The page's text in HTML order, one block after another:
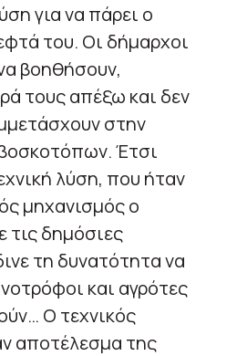
για να πάρει ο
του. Οι δήμαρχοι
βοηθήσουν,
τους απέξω και δεν
στην
Έτσι
λύση, που ήταν
μηχανισμός ο
τις δημόσιες
τη δυνατότητα να
και αγρότες
Ο τεχνικός
αποτέλεσμα της